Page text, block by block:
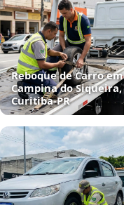
Reboque de Carro em
Campina do Siqueira,
Curitiba‑PR